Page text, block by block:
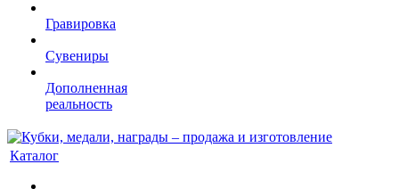
Гравировка
Сувениры
Дополненная
реальность
Каталог